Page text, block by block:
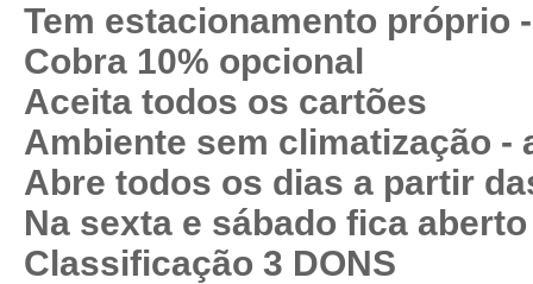
Tem estacionamento próprio
Cobra 10% opcional
Aceita todos os cartões
Ambiente sem climatização -
Abre todos os dias a partir
Na sexta e sábado fica
Classificação 3 DONS